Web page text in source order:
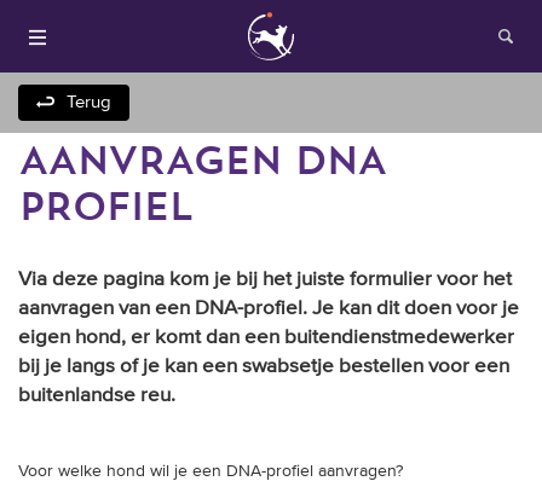
Houden van honden
Fokken met je hond
Onze websites
Terug
AANVRAGEN DNA
PROFIEL
Via deze pagina kom je bij het juiste formulier voor het
aanvragen van een DNA-profiel. Je kan dit doen voor je
eigen hond, er komt dan een buitendienstmedewerker
bij je langs of je kan een swabsetje bestellen voor een
buitenlandse reu.
Voor welke hond wil je een DNA-profiel aanvragen?